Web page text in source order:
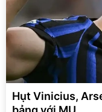
Hụt Vinicius,